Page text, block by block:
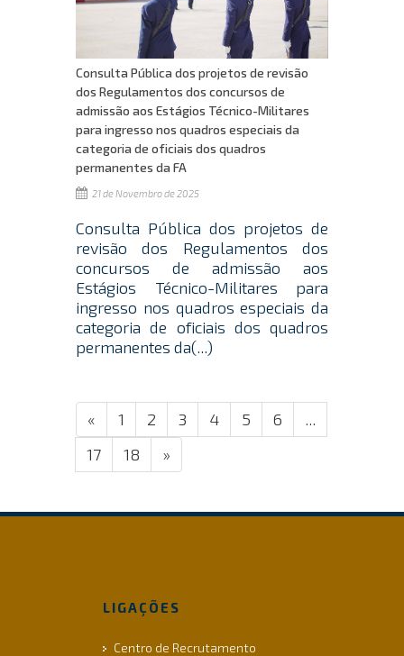
Consulta Pública dos projetos de revisão
dos Regulamentos dos concursos de
admissão aos Estágios Técnico-Militares
para ingresso nos quadros especiais da
categoria de oficiais dos quadros
permanentes da FA
21 de Novembro de 2025
Consulta Pública dos projetos de
revisão dos Regulamentos dos
concursos de admissão aos
Estágios Técnico-Militares para
ingresso nos quadros especiais da
categoria de oficiais dos quadros
permanentes da(...)
« 1 2 3 4 5 6
...
17
18 »
LIGAÇÕES
Centro de Recrutamento